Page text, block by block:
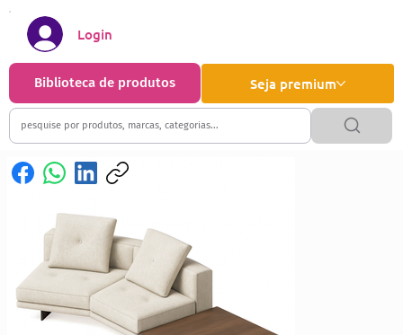
Seja premium
Biblioteca de produtos
Login